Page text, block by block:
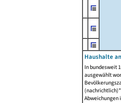
Haushalte
In bundesweit
ausgewählt
Abweichungen